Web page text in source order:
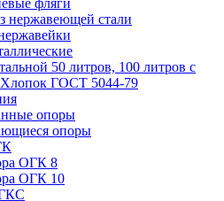
фляги
нержавеющей стали
50 литров, 100 литров с
ГОСТ 5044-79
опоры
опоры
ОГК 8
ОГК 10